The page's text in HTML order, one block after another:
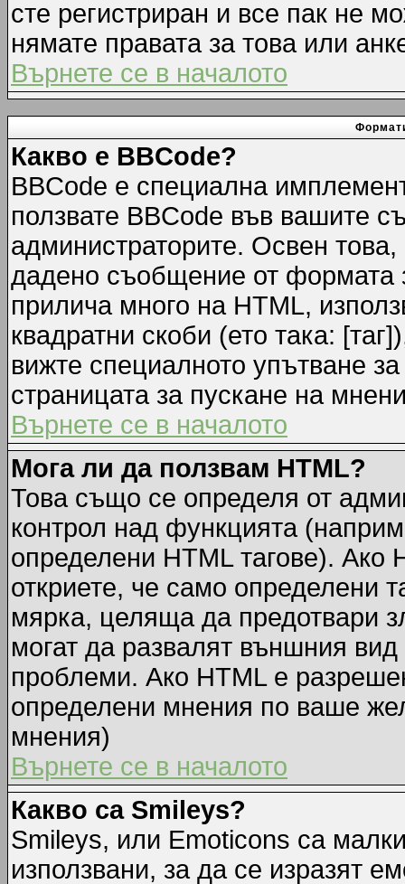
сте регистриран и все пак не
нямате правата за това или
Върнете се в началото
Какво е BBCode?
BBCode е специална
ползвате BBCode във вашите
администраторите. Освен
дадено съобщение от формата
прилича много на HTML,
квадратни скоби (ето така:
вижте специалното упътване
страницата за пускане на
Върнете се в началото
Мога ли да ползвам HTML?
Това също се определя от
контрол над функцията
определени HTML тагове).
откриете, че само определени
мярка, целяща да предотвари
могат да развалят външния
проблеми. Ако HTML е
определени мнения по ваше
мнения)
Върнете се в началото
Какво са Smileys?
Smileys, или Emoticons са
използвани, за да се изразят